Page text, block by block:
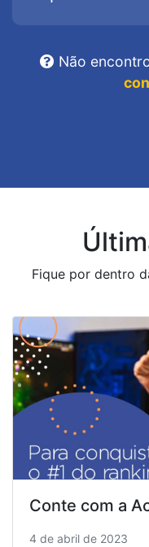
Não
Fique por dentro
Conte com a
4 de abril de 2023